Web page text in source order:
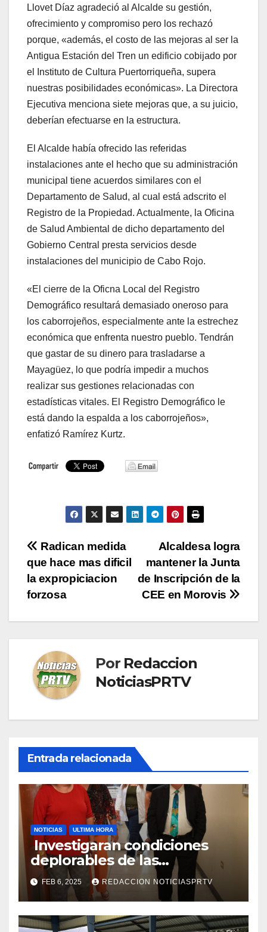
Llovet Díaz agradeció al Alcalde su gestión,
ofrecimiento y compromiso pero los rechazó
porque, «además, el costo de las mejoras al ser la
Antigua Estación del Tren un edificio cobijado por
el Instituto de Cultura Puertorriqueña, supera
nuestras posibilidades económicas». La Directora
Ejecutiva menciona siete mejoras que, a su juicio,
deberían efectuarse en la estructura.
El Alcalde había ofrecido las referidas
instalaciones ante el hecho que su administración
municipal tiene acuerdos similares con el
Departamento de Salud, al cual está adscrito el
Registro de la Propiedad. Actualmente, la Oficina
de Salud Ambiental de dicho departamento del
Gobierno Central presta servicios desde
instalaciones del municipio de Cabo Rojo.
«El cierre de la Oficna Local del Registro
Demográfico resultará demasiado oneroso para
los caborrojeños, especialmente ante la estrechez
económica que enfrenta nuestro pueblo. Tendrán
que gastar de su dinero para trasladarse a
Mayagüez, lo que podría impedir a muchos
realizar sus gestiones relacionadas con
estadísticas vitales. El Registro Demográfico le
está dando la espalda a los caborrojeños»,
enfatizó Ramírez Kurtz.
Navegación
de
entradas
Alcaldesa logra
mantener la Junta
de Inscripción de la
CEE en Morovis
Radican medida
que hace mas dificil
la expropiciacion
forzosa
Por Redaccion
NoticiasPRTV
Entrada relacionada
NOTICIAS ULTIMA HORA
Investigaran condiciones
deplorables de las
facilidades el Departamento
de la Salud en Mayagüez
FEB 6, 2025 REDACCION NOTICIASPRTV